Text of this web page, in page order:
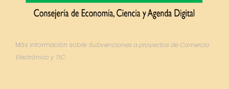
Más información sobre Subvenciones a proyectos de Comercio
Electrónico y TIC.